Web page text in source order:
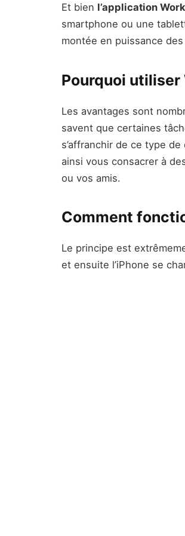
Et bien l’application
smartphone ou une
montée en puissance
Pourquoi utiliser
Les avantages sont
savent que certaines
s’affranchir de ce type
ainsi vous consacrer à
ou vos amis.
Comment
Le principe est
et ensuite l’iPhone se